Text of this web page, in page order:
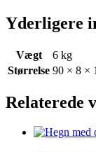
Yderligere
Vægt
6 kg
Størrelse 90 × 8 ×
Relaterede